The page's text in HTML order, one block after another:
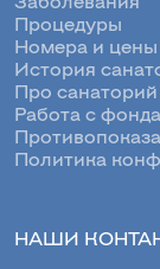
Процедуры
Номера и цены
История
Про санаторий
Работа с
Политика
НАШИ